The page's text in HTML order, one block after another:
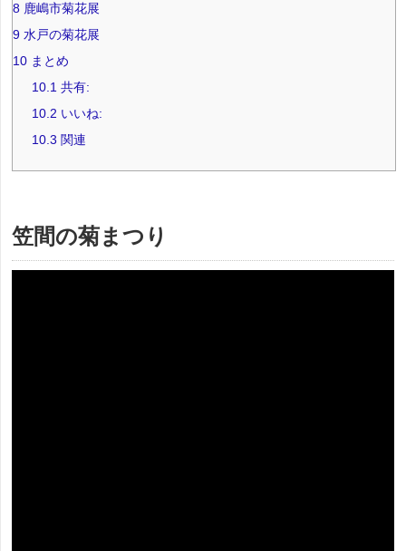
8 鹿嶋市菊花展
9 水戸の菊花展
10 まとめ
10.1 共有:
10.2 いいね:
10.3 関連
笠間の菊まつり